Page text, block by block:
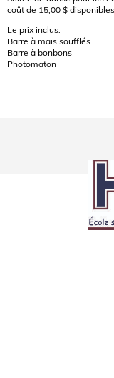
coût de 15,00 $
Le prix inclus:
Barre à maïs soufflés
Barre à bonbons
Photomaton